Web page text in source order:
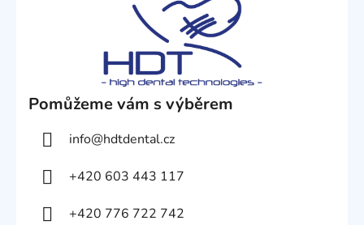
Pomůžeme vám s výběrem
info@hdtdental.cz
+420 603 443 117
+420 776 722 742